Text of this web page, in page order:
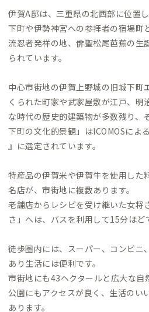
伊賀A邸は、三重県の北西部に位置
下町や伊勢神宮への参拝者の宿場町
流忍者発祥の地、俳聖松尾芭蕉の生
られています。
中心市街地の伊賀上野城の旧城下町
くられた町家や武家屋敷が江戸、明
な時代の歴史的建築物が多数残り、
下町の文化的景観」はICOMOSによ
』に選定されています。
特産品の伊賀米や伊賀牛を使用した
名店が、市街地に複数あります。
老舗店からレシピを受け継いた女将
さ」へは、バスを利用して15分ほど
徒歩圏内には、スーパー、コンビニ
あり生活には便利です。
市街地にも43ヘクタールと広大な自
公園にもアクセスが良く、生活のい
あります。